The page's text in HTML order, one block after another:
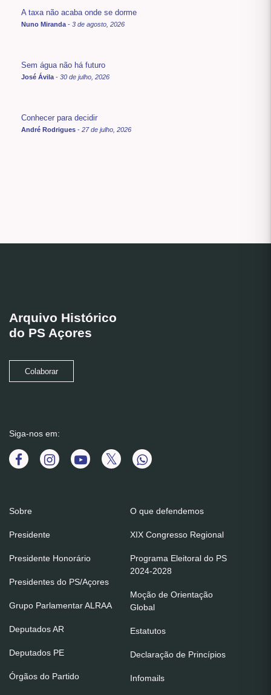
A taxa não acaba onde se dorme
Nuno Miranda - 3 de agosto, 2026
Sem água não há futuro
José Ávila - 30 de julho, 2026
Conhecer para decidir
André Rodrigues - 27 de julho, 2026
Arquivo Histórico
do PS Açores
Colaborar
Siga-nos em:
Sobre
Presidente
Presidente Honorário
Presidentes do PS/Açores
Grupo Parlamentar ALRAA
Deputados AR
Deputados PE
Órgãos do Partido
O que defendemos
XIX Congresso Regional
Programa Eleitoral do PS
2024-2028
Moção de Orientação
Global
Estatutos
Declaração de Princípios
Infomails